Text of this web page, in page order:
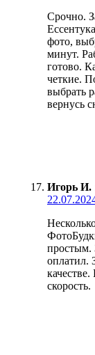
Срочно.
фото,
минут.
готово.
четкие.
выбрать
вернусь
Игорь И.
простым.
оплатил.
скорость.